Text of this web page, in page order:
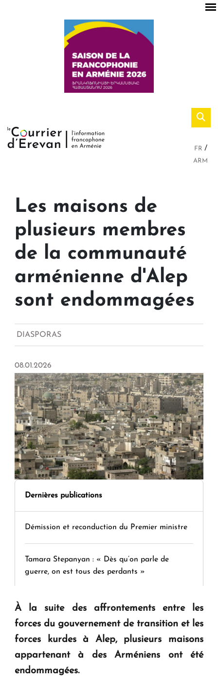
FR
ARM
Les maisons de
plusieurs membres
de la communauté
arménienne d'Alep
sont endommagées
DIASPORAS
08.01.2026
Dernières publications
Démission et reconduction du Premier ministre
Tamara Stepanyan : « Dès qu’on parle de
guerre, on est tous des perdants »
" Tant qu'il n'existe pas d'alternative concrète, la
KASA : 30 ans d'audace, de résilience et d'avenir
en Arménie
À la suite des affrontements entre les
forces du gouvernement de transition et les
forces kurdes à Alep, plusieurs maisons
appartenant à des Arméniens ont été
endommagées.